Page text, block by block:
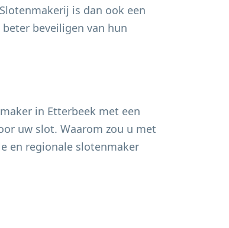
is dan ook een
beveiligen van hun
in Etterbeek met een
uw slot. Waarom zou u met
en regionale slotenmaker